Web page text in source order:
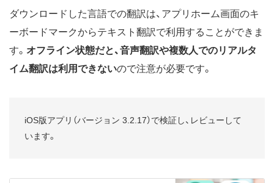
ダウンロードした言語での翻訳は、アプリホーム画面のキ
ーボードマークからテキスト翻訳で利用することができま
す。 オフライン状態だと、音声翻訳や複数人でのリアルタ
イム翻訳は利用できないので注意が必要です。
iOS版アプリ（バージョン 3.2.17）で検証し、レビューして
います。